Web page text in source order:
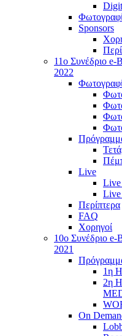
Sponsors
11ο Συνέδριο
2022
Live
Live
Live
Περίπτερα
FAQ
Χορηγοί
10o Συνέδριο
2021
1η
2η
On